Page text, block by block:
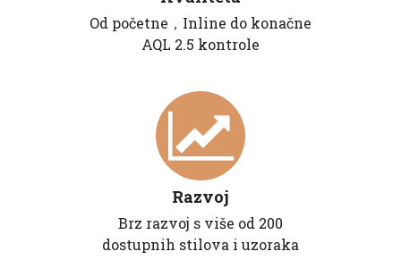
Od početne，Inline do konačne
AQL 2.5 kontrole
Razvoj
Brz razvoj s više od 200
dostupnih stilova i uzoraka